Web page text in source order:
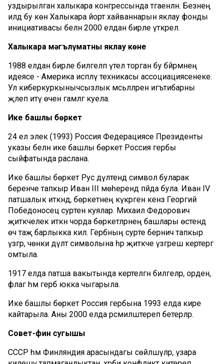
уздырылган халыкара конгрессында тәгаенләнә. Безнең
илдә бу көн Халыкара йорт хайваннарын яклау фонды
инициативасы белән 2000 елдан бирле үткәрелә.
Халыкара мәгълүматны яклау көне
1988 елдан бирле билгеләп үтелә торган бу бәйрәмнең
идеясе - Америка исәпләү техникасы ассоциациясенеке.
Ул киберкуркынычсызлык мәсьәләләренә игътибарны
җәлеп итү өчен гамәлгә куела.
Ике башлы бөркет
24 ел элек (1993) Россия Федерациясе Президенты
указы белән ике башлы бөркет Россия гербы
сыйфатында раслана.
Ике башлы бөркет Рус дәүләтендә символ буларак
беренче тапкыр Иван III мөһерендә пәйда була. Иван IV
патшалык иткәндә, бөркетнең күкрәгенә кенәз Георгий
Победоносец сурәтен куялар. Михаил Федорович
җитәкчелек иткән чорда бөркетләрнең башлары өстендә
өч таҗ барлыкка килә. Гербның сурәте берничә тапкыр
үзгәрә, чөнки дәүләт символына һәр җитәкче үзгәреш кертергә
омтыла.
1917 елда патша вакытында кертелгән билгеләр, орден,
флаг һәм герб юкка чыгарыла.
Ике башлы бөркет Россия гербына 1993 елда кире
кайтарыла. Аны 2000 елда рәсмиләштереп бетерәләр.
Совет-фин сугышы
СССР һәм Финляндия арасындагы сөйләшүләр, үзара